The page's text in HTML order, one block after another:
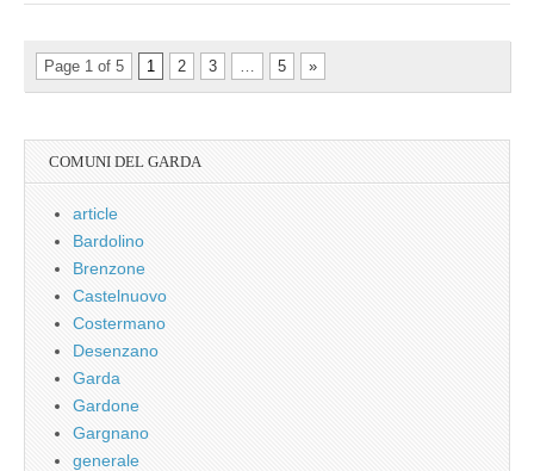
Page 1 of 5 1 2 3 5 »
COMUNI DEL GARDA
article
Bardolino
Brenzone
Castelnuovo
Costermano
Desenzano
Garda
Gardone
Gargnano
generale